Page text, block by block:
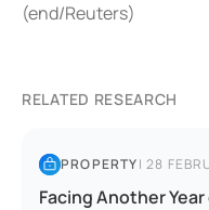
(end/Reuters)
RELATED RESEARCH
PROPERTY|28
Facing Another